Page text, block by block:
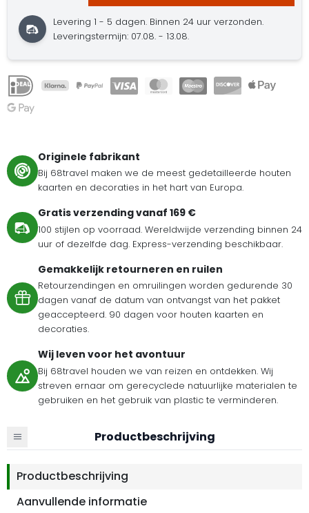
Levering 1 - 5 dagen. Binnen 24 uur verzonden.
Leveringstermijn: 07.08. - 13.08.
Originele fabrikant
Bij 68travel maken we de meest gedetailleerde houten
kaarten en decoraties in het hart van Europa.
Gratis verzending vanaf 169 €
100 stijlen op voorraad. Wereldwijde verzending binnen 24
uur of dezelfde dag. Express-verzending beschikbaar.
Gemakkelijk retourneren en ruilen
Retourzendingen en omruilingen worden gedurende 30
dagen vanaf de datum van ontvangst van het pakket
geaccepteerd. 90 dagen voor houten kaarten en
decoraties.
Wij leven voor het avontuur
Bij 68travel houden we van reizen en ontdekken. Wij
streven ernaar om gerecyclede natuurlijke materialen te
gebruiken en het gebruik van plastic te verminderen.
Productbeschrijving
Productbeschrijving
Aanvullende informatie